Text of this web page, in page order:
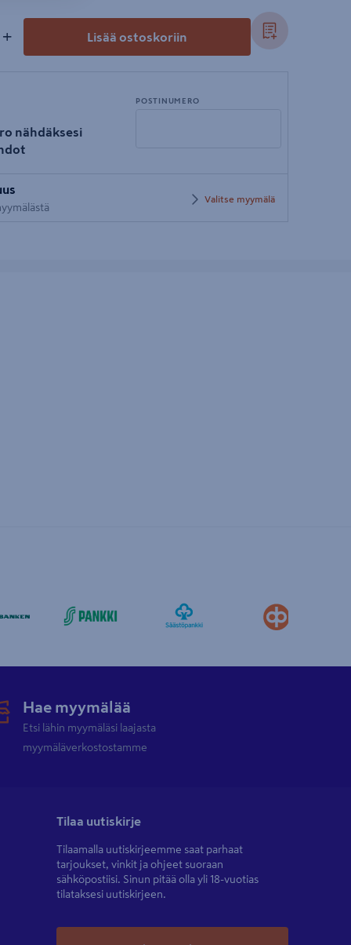
+ Lisää ostoskoriin
nähdäksesi
POSTINUMERO
postinumero
Valitse myymälä
Hae myymälää
Etsi lähin myymäläsi laajasta
myymäläverkostostamme
Tilaa uutiskirje
Tilaamalla uutiskirjeemme saat parhaat
tarjoukset, vinkit ja ohjeet suoraan
sähköpostiisi. Sinun pitää olla yli 18-vuotias
tilataksesi uutiskirjeen.